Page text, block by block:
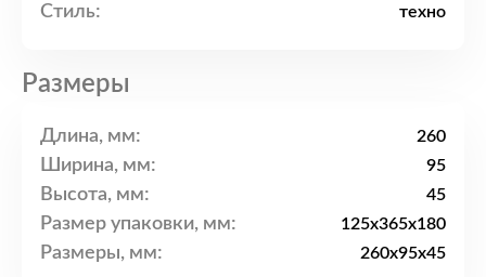
Стиль: техно
Размеры
Длина, мм: 260
Ширина, мм: 95
Высота, мм: 45
Размер упаковки, мм: 125x365x180
Размеры, мм: 260x95x45